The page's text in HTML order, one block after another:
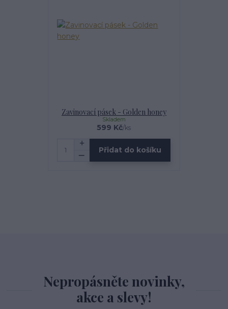
Zavinovací pásek - Golden honey
599 Kč/ks
Skladem
Přidat do košíku
Nepropásněte novinky,
akce a slevy!